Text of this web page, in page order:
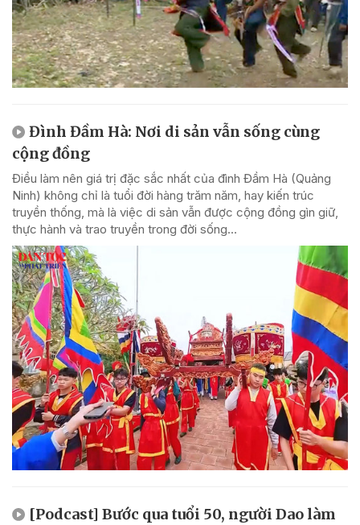
Đình Đầm Hà: Nơi di sản vẫn sống cùng
cộng đồng
Điều làm nên giá trị đặc sắc nhất của đình Đầm Hà (Quảng
Ninh) không chỉ là tuổi đời hàng trăm năm, hay kiến trúc
truyền thống, mà là việc di sản vẫn được cộng đồng gìn giữ,
thực hành và trao truyền trong đời sống...
[Podcast] Bước qua tuổi 50, người Dao làm